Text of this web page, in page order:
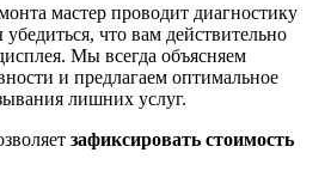
мастер проводит диагностику
убедиться, что вам действительно
Мы всегда объясняем
и предлагаем оптимальное
лишних услуг.
зафиксировать стоимость